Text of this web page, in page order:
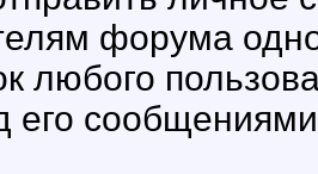
форума
любого
его